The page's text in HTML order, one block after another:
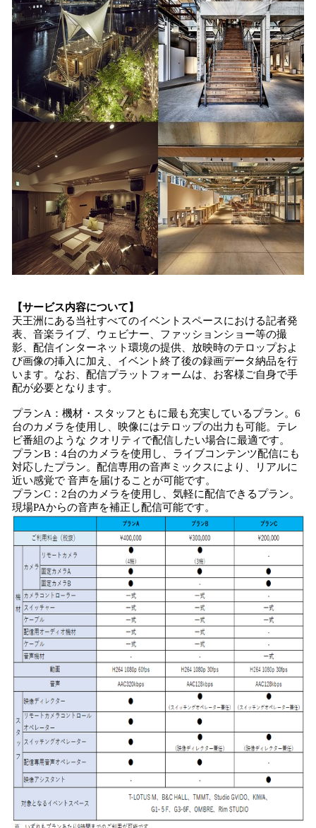
【サービス内容について】
天王洲にある当社すべてのイベントスペースにおける記者発
表、音楽ライブ、ウェビナー、ファッションショー等の撮
影、配信インターネット環境の提供、放映時のテロップおよ
び画像の挿入に加え、イベント終了後の録画データ納品を行
います。なお、配信プラットフォームは、お客様ご自身で手
配が必要となります。
プランA：機材・スタッフともに最も充実しているプラン。6
台のカメラを使用し、映像にはテロップの出力も可能。テレ
ビ番組のような クオリティで配信したい場合に最適です。
プランB：4台のカメラを使用し、ライブコンテンツ配信にも
対応したプラン。配信専用の音声ミックスにより、リアルに
近い感覚で 音声を届けることが可能です。
プランC：2台のカメラを使用し、気軽に配信できるプラン。
現場PAからの音声を補正し配信可能です。